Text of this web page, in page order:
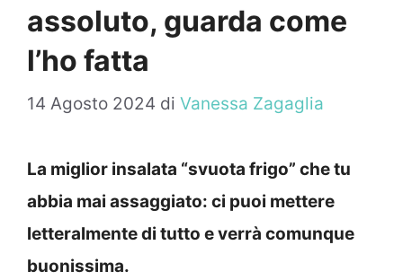
assoluto, guarda come
l’ho fatta
14 Agosto 2024 di Vanessa Zagaglia
La miglior insalata “svuota frigo” che tu
abbia mai assaggiato: ci puoi mettere
letteralmente di tutto e verrà comunque
buonissima.